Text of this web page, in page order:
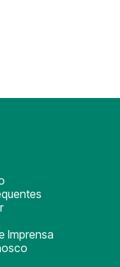
Imprensa